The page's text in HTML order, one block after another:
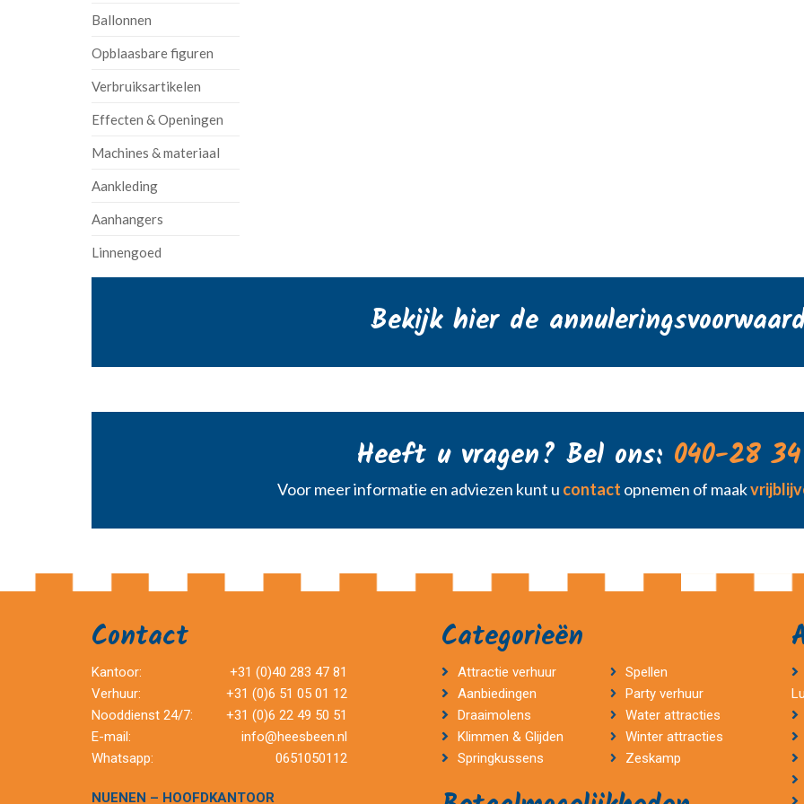
Ballonnen
Opblaasbare figuren
Verbruiksartikelen
Effecten & Openingen
Machines & materiaal
Aankleding
Aanhangers
Linnengoed
Bekijk hier de
Heeft u vragen? Bel ons: 040-28
Voor meer informatie en adviezen kunt u contact opnemen of maak
Contact
Kantoor:
+31 (0)40 283 47 81
Verhuur:
+31 (0)6 51 05 01 12
Nooddienst 24/7:
+31 (0)6 22 49 50 51
E-mail:
info@heesbeen.nl
Whatsapp:
0651050112
NUENEN – HOOFDKANTOOR
Categorieën
Attractie verhuur
Aanbiedingen
Draaimolens
Klimmen & Glijden
Springkussens
Spellen
Party verhuur
Water attracties
Winter attracties
Zeskamp